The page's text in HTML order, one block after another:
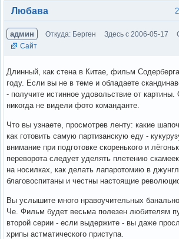
Любава
админ Откуда: Берген Здесь с 2006-05-17
Сайт
Длинный, как стена в Китае, фильм
году. Если вы не в теме и обладаете
- получите истинное удовольствие от
никогда не видели фото команданте.
Что вы узнаете, просмотрев ленту: какие
как готовить самую партизанскую еду -
внимание при подготовке скоренького и
переворота следует уделять плетению
на носилках, как делать лапаротомию в
благовоспитаны и честны настоящие
Вы услышите много нравоучительных
Че. Фильм будет весьма полезен любителям
второй серии - если выдержите - вы даже
хрипы астматического приступа.